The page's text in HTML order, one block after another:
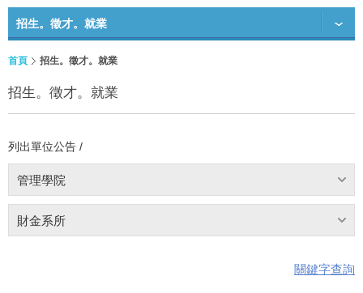
招生。徵才。就業
首頁 招生。徵才。就業
招生。徵才。就業
列出單位公告 /
管理學院
財金系所
關鍵字查詢